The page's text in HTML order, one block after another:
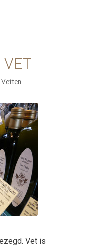
VET
Vetten
Vet is